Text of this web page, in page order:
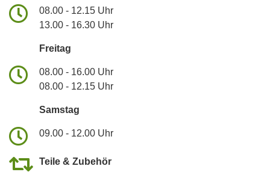
08.00 - 12.15 Uhr
13.00 - 16.30 Uhr
Freitag
08.00 - 16.00 Uhr
08.00 - 12.15 Uhr
Samstag
09.00 - 12.00 Uhr
Teile & Zubehör